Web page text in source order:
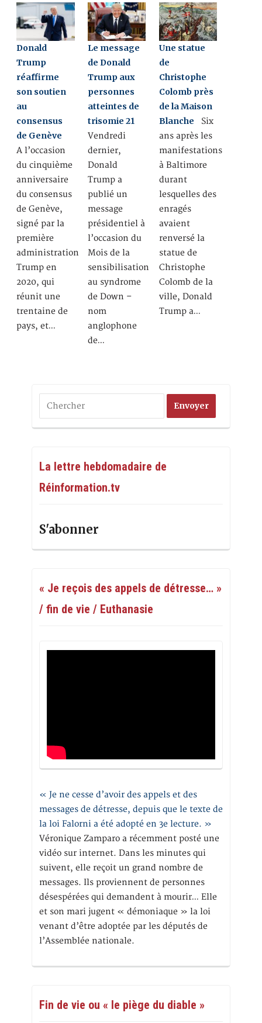
Donald
Trump
réaffirme
son soutien
au
consensus
de Genève
A l’occasion
du cinquième
anniversaire
du consensus
de Genève,
signé par la
première
administration
Trump en
2020, qui
réunit une
trentaine de
pays, et…
Le message
de Donald
Trump aux
personnes
atteintes de
trisomie 21
Vendredi
dernier,
Donald
Trump a
publié un
message
présidentiel à
l’occasion du
Mois de la
sensibilisation
au syndrome
de Down –
nom
anglophone
de…
Une statue
de
Christophe
Colomb près
de la Maison
Blanche Six
ans après les
manifestations
à Baltimore
durant
lesquelles des
enragés
avaient
renversé la
statue de
Christophe
Colomb de la
ville, Donald
Trump a…
La lettre hebdomadaire de
Réinformation.tv
S'abonner
« Je reçois des appels de détresse… »
/ fin de vie / Euthanasie
« Je ne cesse d’avoir des appels et des
messages de détresse, depuis que le texte de
la loi Falorni a été adopté en 3e lecture. »
Véronique Zamparo a récemment posté une
vidéo sur internet. Dans les minutes qui
suivent, elle reçoit un grand nombre de
messages. Ils proviennent de personnes
désespérées qui demandent à mourir… Elle
et son mari jugent « démoniaque » la loi
venant d’être adoptée par les députés de
l’Assemblée nationale.
Fin de vie ou « le piège du diable »